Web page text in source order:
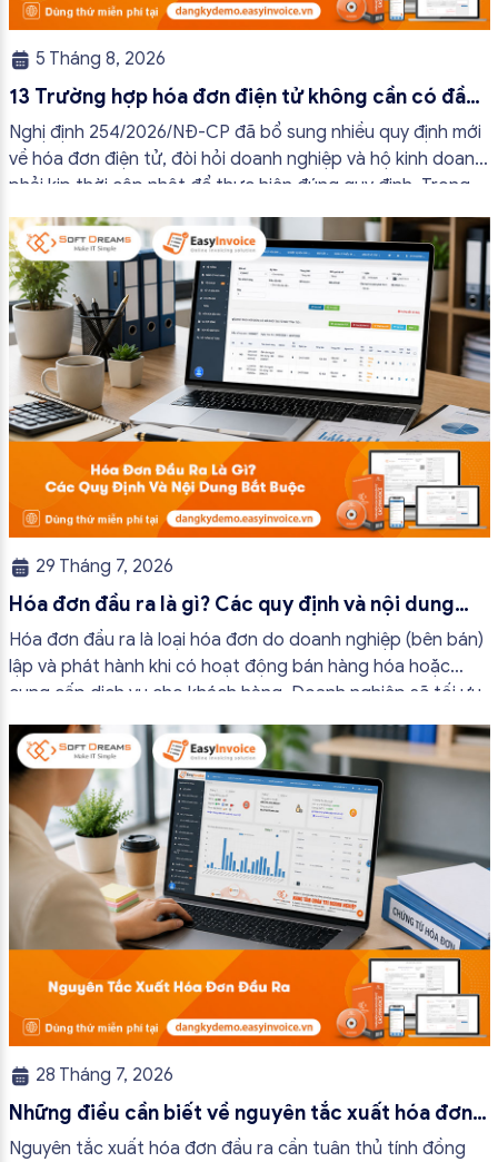
5 Tháng 8, 2026
13 Trường hợp hóa đơn điện tử không cần có đầy
đủ nội dung từ 01/7/2026
Nghị định 254/2026/NĐ-CP đã bổ sung nhiều quy định mới
về hóa đơn điện tử, đòi hỏi doanh nghiệp và hộ kinh doanh
phải kịp thời cập nhật để thực hiện đúng quy định. Trong
bài viết này, hóa đơn điện tử EasyInvoice sẽ chia sẻ 13
trường hợp hóa đơn điện tử không cần […]
29 Tháng 7, 2026
Hóa đơn đầu ra là gì? Các quy định và nội dung
bắt buộc mới nhất
Hóa đơn đầu ra là loại hóa đơn do doanh nghiệp (bên bán)
lập và phát hành khi có hoạt động bán hàng hóa hoặc
cung cấp dịch vụ cho khách hàng. Doanh nghiệp sẽ tối ưu
quy trình vận hành và tránh được những án phạt hành
chính không đáng có nếu nắm rõ […]
28 Tháng 7, 2026
Những điều cần biết về nguyên tắc xuất hóa đơn
đầu ra
Nguyên tắc xuất hóa đơn đầu ra cần tuân thủ tính đồng